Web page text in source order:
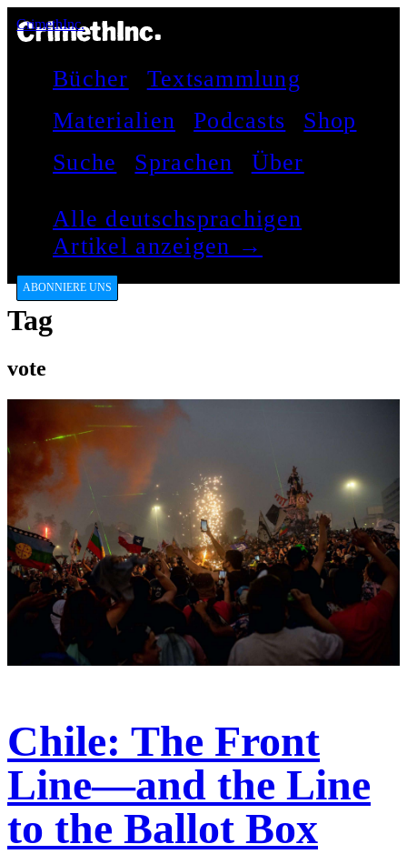
CrimethInc.
Bücher
Textsammlung
Materialien
Podcasts
Shop
Suche
Sprachen Über
Alle deutschsprachigen
Artikel anzeigen →
ABONNIERE UNS
Tag
vote
Chile: The Front
Line—and the Line
to the Ballot Box